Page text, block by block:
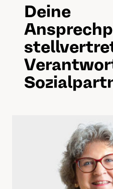
Deine